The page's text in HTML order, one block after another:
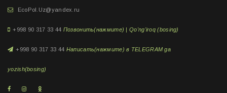
EcoPol.Uz@yandex.ru
+998 90 317 33 44 Позвонить(нажмите) | Qo'ng'iroq (bosing)
+998 90 317 33 44 Написать(нажмите) в TELEGRAM ga
yozish(bosing)